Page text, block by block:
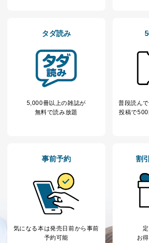
応じた新商品・サ
当社にお問合わせ
いただいた方の個
人情報
お問い合わせ対応
処、オペレーター
当社カスタマーQ＆
Aサービス利用者
カスタマーQ＆Aサ
ｅメール等による
サイトのサービス
ｅメール等による
採用応募者の方の
個人情報
採用選考、ご連絡
当社の従業者の個
人情報
人事、総務などの
パートナー（提携
企業）からの委託
により当社の
等をご利用の方の
個人情報
提携企業及びお客
た商品の発売元企
サービス、キャンペ
に関するご案内の
タダ読み
5,000冊以上の雑誌が
無料で読み放題
普段読ん
投稿で500
事前予約
気になる本は発売日前から事前
予約可能
割
お